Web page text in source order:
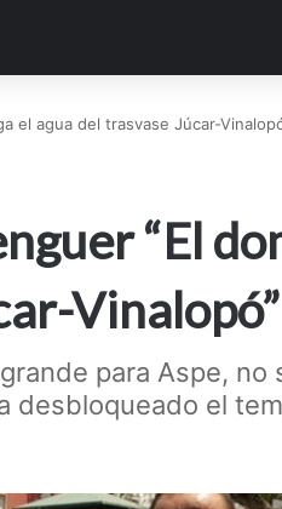
el agua del trasvase Júcar-
“El
Vinalopó”
para Aspe,
desbloqueado el